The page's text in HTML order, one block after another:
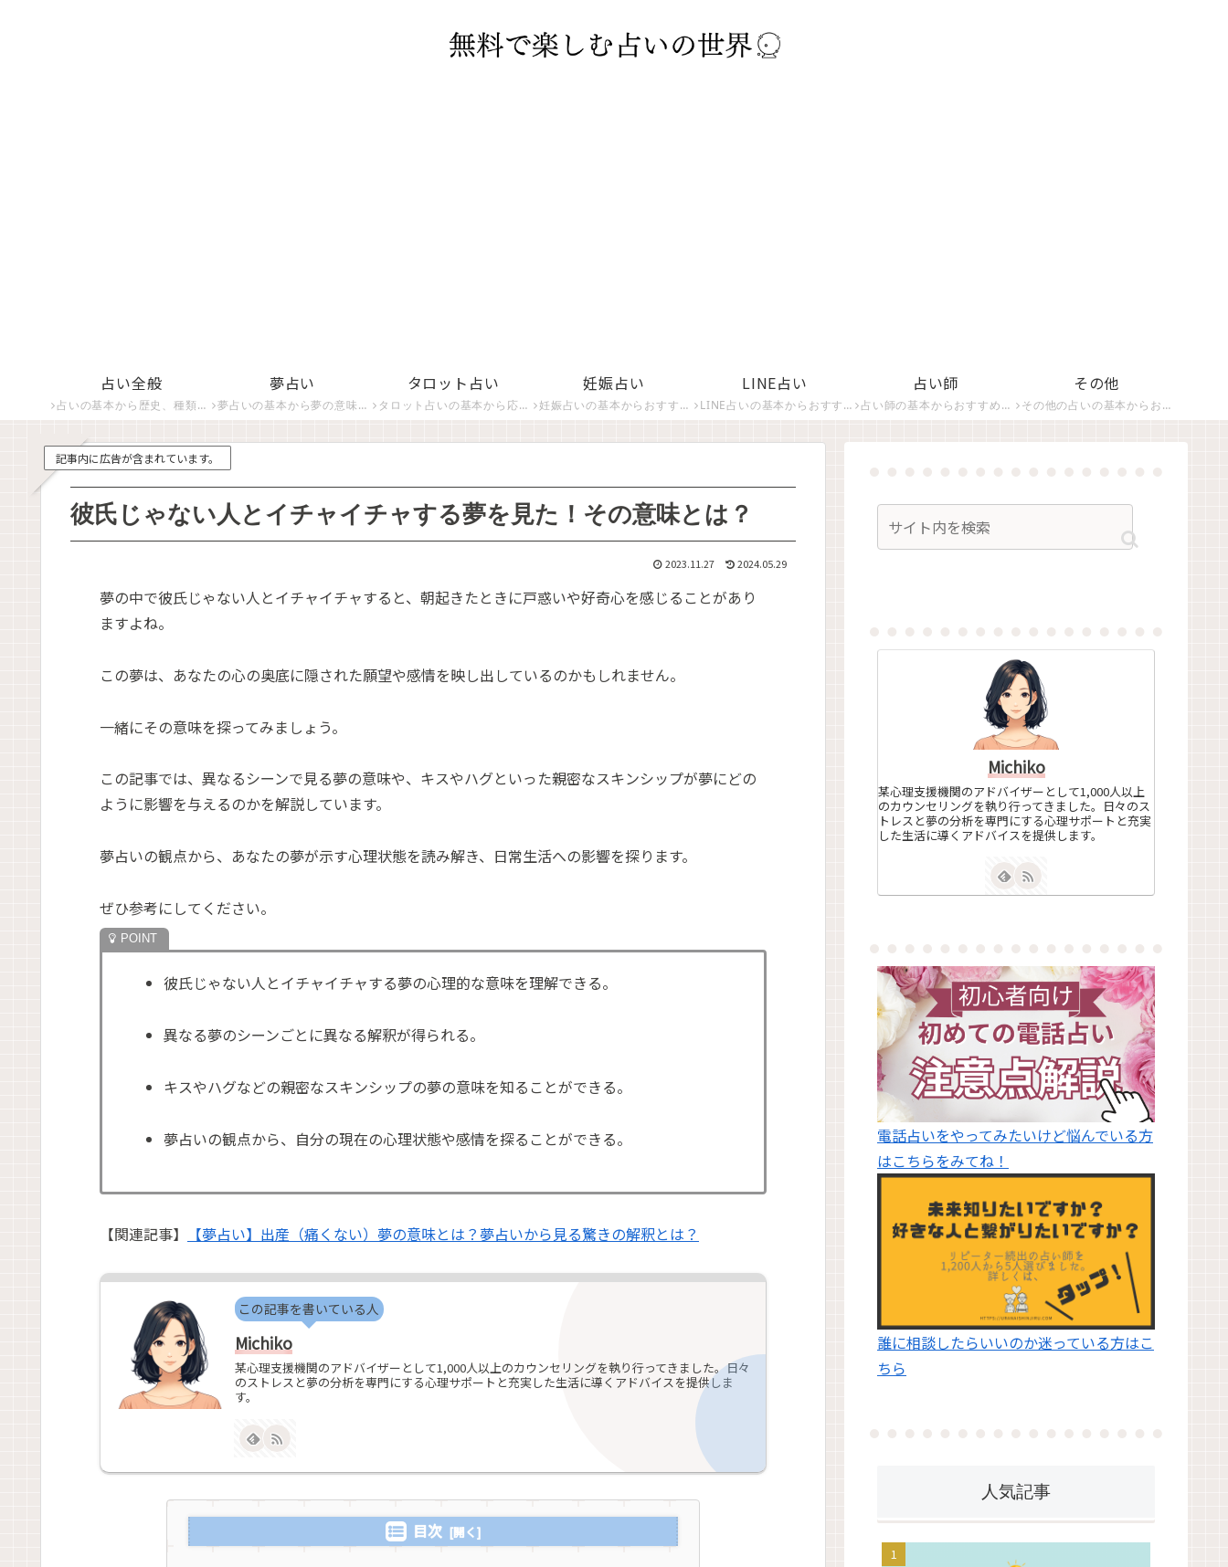
占い全般
占いの基本から歴史、種類までを詳しく解説。占いの世界を深く知りたい方必見のコンテンツが満載です。
夢占い
夢占いの基本から夢の意味、夢占いで未来を予知する方法までを紹介。夢占いで未来を知りたい方はこちら。
タロット占い
タロット占いの基本から応用、無料でできるタロット占いまでを紹介。タロット占いで運命を占いたい方はこちら。
妊娠占い
妊娠占いの基本からおすすめの妊娠占い師、妊娠時期を占う方法までを紹介。妊娠占いで未来の子供を知りたい方はこちら。
LINE占い
LINE占いの基本からおすすめのLINE占い師、危険なLINE占いまでを紹介。LINE占いで運命を占いたい方はこちら。
占い師
占い師の基本からおすすめの占い師、占い師になる方法までを紹介。占い師の世界を知りたい方はこちら。
その他
その他の占いの基本からおすすめの占い、無料でできる占いまでを紹介。占いの世界をもっと知りたい方はこちら。
記事内に広告が含まれています。
彼氏じゃない人とイチャイチャする夢を見た！その意味とは？
2023.11.27 2024.05.29
夢の中で彼氏じゃない人とイチャイチャすると、朝起きたときに戸惑いや好奇心を感じることがあり
ますよね。
この夢は、あなたの心の奥底に隠された願望や感情を映し出しているのかもしれません。
一緒にその意味を探ってみましょう。
この記事では、異なるシーンで見る夢の意味や、キスやハグといった親密なスキンシップが夢にどの
ように影響を与えるのかを解説しています。
夢占いの観点から、あなたの夢が示す心理状態を読み解き、日常生活への影響を探ります。
ぜひ参考にしてください。
彼氏じゃない人とイチャイチャする夢の心理的な意味を理解できる。
異なる夢のシーンごとに異なる解釈が得られる。
キスやハグなどの親密なスキンシップの夢の意味を知ることができる。
夢占いの観点から、自分の現在の心理状態や感情を探ることができる。
【関連記事】 【夢占い】出産（痛くない）夢の意味とは？夢占いから見る驚きの解釈とは？
この記事を書いている人
Michiko
某心理支援機関のアドバイザーとして1,000人以上のカウンセリングを執り行ってきました。日々
のストレスと夢の分析を専門にする心理サポートと充実した生活に導くアドバイスを提供しま
す。
目次
Michiko
某心理支援機関のアドバイザーとして1,000人以上
のカウンセリングを執り行ってきました。日々のス
トレスと夢の分析を専門にする心理サポートと充実
した生活に導くアドバイスを提供します。
電話占いをやってみたいけど悩んでいる方
はこちらをみてね！
誰に相談したらいいのか迷っている方はこ
ちら
人気記事